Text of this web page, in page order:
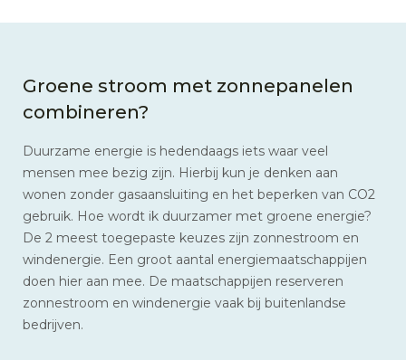
Groene stroom met zonnepanelen
combineren?
Duurzame energie is hedendaags iets waar veel
mensen mee bezig zijn. Hierbij kun je denken aan
wonen zonder gasaansluiting en het beperken van CO2
gebruik. Hoe wordt ik duurzamer met groene energie?
De 2 meest toegepaste keuzes zijn zonnestroom en
windenergie. Een groot aantal energiemaatschappijen
doen hier aan mee. De maatschappijen reserveren
zonnestroom en windenergie vaak bij buitenlandse
bedrijven.